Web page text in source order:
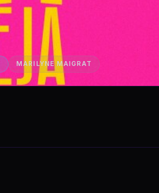
MARILYNE MAIGRAT